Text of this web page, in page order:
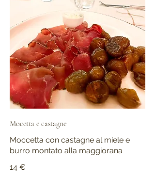
Mocetta e castagne
Moccetta con castagne al miele e
burro montato alla maggiorana
14 €